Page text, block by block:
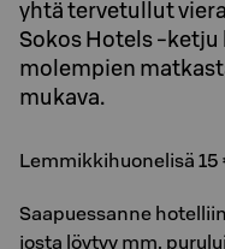
yhtä tervetullut
Sokos Hotels -
molempien
mukava.
Lemmikkihuonelisä
Saapuessanne
josta löytyy mm.